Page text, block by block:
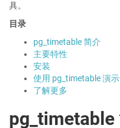
具。
目录
pg_timetable 简介
主要特性
安装
使用 pg_timetable 演
了解更多
pg_timetable